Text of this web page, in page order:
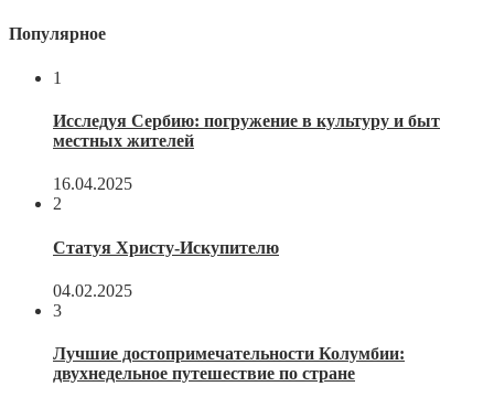
Популярное
1
Исследуя Сербию: погружение в культуру и быт
местных жителей
16.04.2025
2
Статуя Христу-Искупителю
04.02.2025
3
Лучшие достопримечательности Колумбии:
двухнедельное путешествие по стране